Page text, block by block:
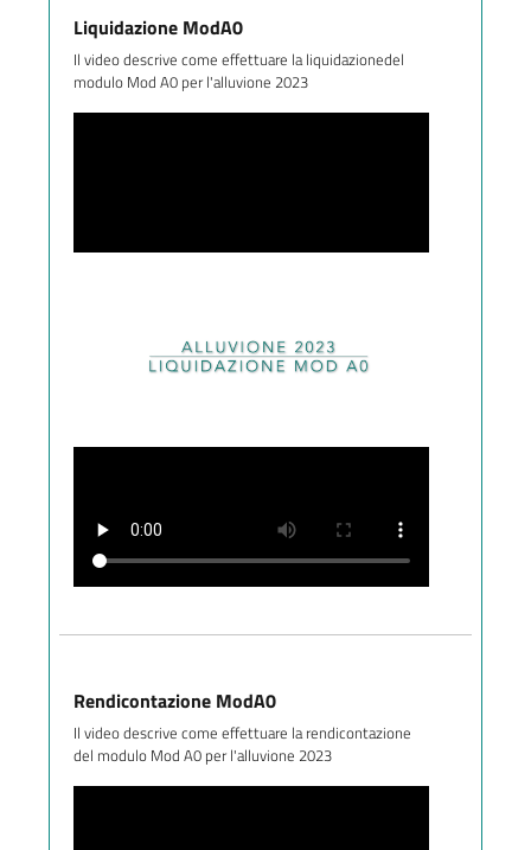
Liquidazione ModA0
Il video descrive come effettuare la liquidazionedel
modulo Mod A0 per l'alluvione 2023
Rendicontazione ModA0
Il video descrive come effettuare la rendicontazione
del modulo Mod A0 per l'alluvione 2023